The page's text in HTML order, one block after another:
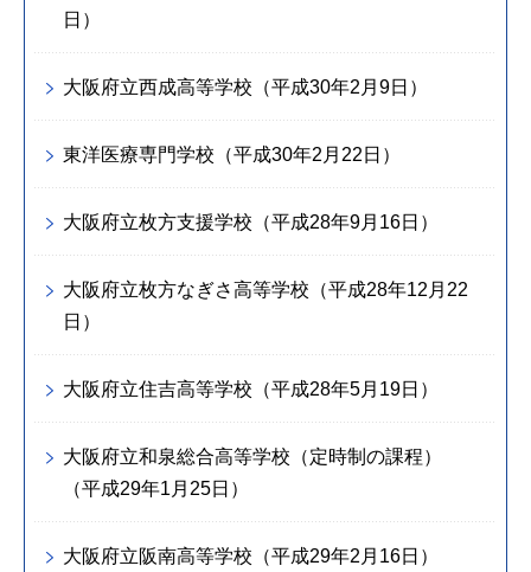
日）
大阪府立西成高等学校（平成30年2月9日）
東洋医療専門学校（平成30年2月22日）
大阪府立枚方支援学校（平成28年9月16日）
大阪府立枚方なぎさ高等学校（平成28年12月22
日）
大阪府立住吉高等学校（平成28年5月19日）
大阪府立和泉総合高等学校（定時制の課程）
（平成29年1月25日）
大阪府立阪南高等学校（平成29年2月16日）